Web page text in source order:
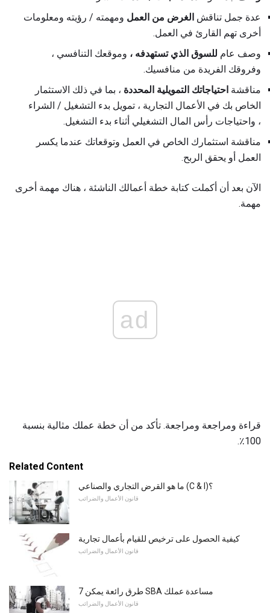
عدة جمل تناقش الغرض من العمل ومهمته / رؤيته ومعلومات
أخرى تهم القارئ في العمل.
وصف عام للسوق الذي تستهدفه ، وموقعك التنافسي ،
وفروقك الفريدة من منافسيك.
مناقشة احتياجاتك التمويلية المحددة ، بما في ذلك الاستثمار
الخاص بك في الأعمال التجارية ، تمويل بدء التشغيل / الشراء
، واحتياجات رأس المال التشغيلي أثناء بدء التشغيل.
مناقشة استثمارك الخاص في العمل وتوقعاتك عندما يكسر
العمل أو يحقق الربح.
الآن بعد أن أكملت كتابة خطة أعمالك الناشئة ، هناك مهمة أخرى
مهمة.
ad
قراءة ومراجعة ومراجعة. تأكد من أن خطة عملك مثالية بنسبة
100٪.
Related Content
ما هو القرض التجاري والصناعي (C & I)؟
قانون الأعمال والضرائب
كيفية الحصول على ترخيص للقيام بأعمال تجارية
قانون الأعمال والضرائب
7 طرق رائعة يمكن SBA مساعدة عملك
قانون الأعمال والضرائب